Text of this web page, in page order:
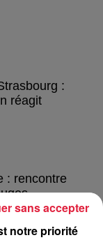
:
réagit
: rencontre
notre priorité
sans accepter